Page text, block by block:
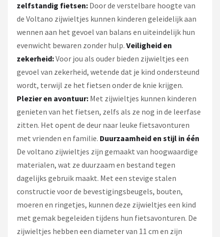
zelfstandig fietsen: Door de verstelbare hoogte van
de Voltano zijwieltjes kunnen kinderen geleidelijk aan
wennen aan het gevoel van balans en uiteindelijk hun
evenwicht bewaren zonder hulp. Veiligheid en
zekerheid:Voor jou als ouder bieden zijwieltjes een
gevoel van zekerheid, wetende dat je kind ondersteund
wordt, terwijl ze het fietsen onder de knie krijgen.
Plezier en avontuur: Met zijwieltjes kunnen kinderen
genieten van het fietsen, zelfs als ze nog in de leerfase
zitten. Het opent de deur naar leuke fietsavonturen
met vrienden en familie. Duurzaamheid en stijl in één
De voltano zijwieltjes zijn gemaakt van hoogwaardige
materialen, wat ze duurzaam en bestand tegen
dagelijks gebruik maakt. Met een stevige stalen
constructie voor de bevestigingsbeugels, bouten,
moeren en ringetjes, kunnen deze zijwieltjes een kind
met gemak begeleiden tijdens hun fietsavonturen. De
zijwieltjes hebben een diameter van 11 cm en zijn